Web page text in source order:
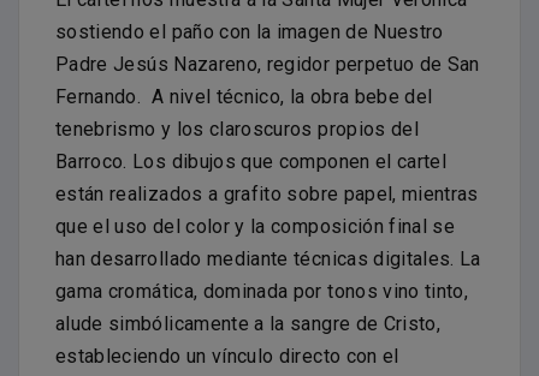
sostiendo el paño con la imagen de Nuestro
Padre Jesús Nazareno, regidor perpetuo de San
Fernando. A nivel técnico, la obra bebe del
tenebrismo y los claroscuros propios del
Barroco. Los dibujos que componen el cartel
están realizados a grafito sobre papel, mientras
que el uso del color y la composición final se
han desarrollado mediante técnicas digitales. La
gama cromática, dominada por tonos vino tinto,
alude simbólicamente a la sangre de Cristo,
estableciendo un vínculo directo con el